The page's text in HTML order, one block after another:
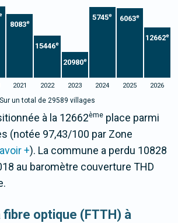
8083e
15446e
20980e
5745e 6063e
12662e
2021 2022 2023 2024 2025 2026
Sur un total de 29589 villages
à la 12662ème place parmi
(notée 97,43/100 par Zone
+). La commune a perdu 10828
au baromètre couverture THD
fibre optique (FTTH) à